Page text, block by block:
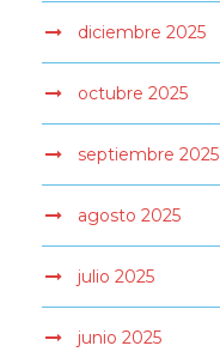
diciembre 2025
octubre 2025
septiembre 2025
agosto 2025
julio 2025
junio 2025